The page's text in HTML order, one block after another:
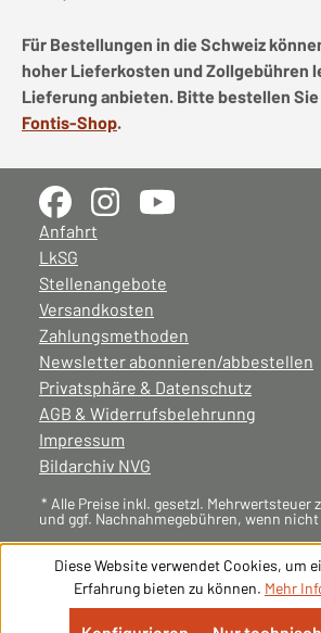
Für Bestellungen in die Schweiz
hoher Lieferkosten und Zollgebühren
Lieferung anbieten. Bitte bestellen
Fontis-Shop.
Anfahrt
LkSG
Stellenangebote
Versandkosten
Zahlungsmethoden
Newsletter abonnieren/abbestellen
Privatsphäre & Datenschutz
AGB & Widerrufsbelehrunng
Impressum
Bildarchiv NVG
* Alle Preise inkl. gesetzl. Mehrwertsteuer
und ggf. Nachnahmegebühren, wenn
Diese Website verwendet Cookies, um
Erfahrung bieten zu können. Mehr